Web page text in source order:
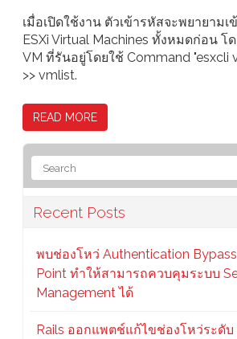
เมื่อเปิดใช้งาน ตัวเข้ารหัสจะพยายาม
ESXi Virtual Machines ทั้งหมดก่อน โ
VM ที่รันอยู่โดยใช้ Command "esxcli
>> vmlist.
READ MORE
Recent Posts
พบช่องโหว่ Authentication
Point ทำให้สามารถควบคุมระบบ
Management ได้
Rails ออกแพตช์แก้ไขช่องโหว่ระดับ